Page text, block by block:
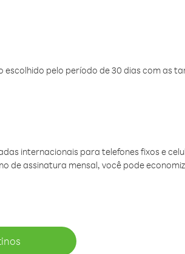
pelo período de 30 dias com as
internacionais para telefones fixos e
de assinatura mensal, você pode